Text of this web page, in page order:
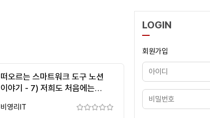
떠오르는 스마트워크 도구 노션
이야기 - 7) 저희도 처음에는
비영리IT
LOGIN
회원가입